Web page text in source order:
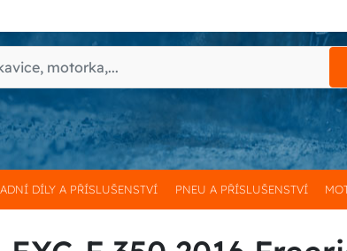
DÍLY A PŘÍSLUŠENSTVÍ PNEU A PŘÍSLUŠENSTVÍ